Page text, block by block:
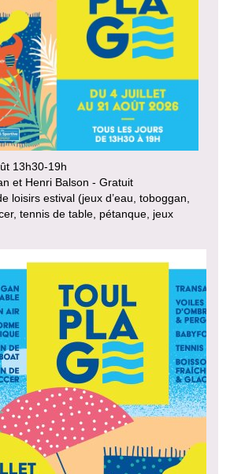
13h30-19h
et Henri Balson - Gratuit
loisirs estival (jeux d’eau, toboggan,
tennis de table, pétanque, jeux